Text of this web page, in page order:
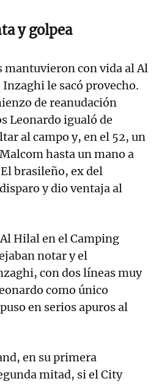
y golpea
mantuvieron con vida al Al
le sacó provecho.
de reanudación
Leonardo igualó de
al campo y, en el 52, un
hasta un mano a
brasileño, ex del
y dio ventaja al
Hilal en el Camping
notar y el
con dos líneas muy
como único
en serios apuros al
en su primera
mitad, si el City